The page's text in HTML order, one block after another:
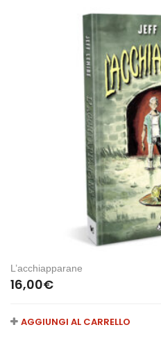
L’acchiapparane
16,00€
AGGIUNGI AL CARRELLO